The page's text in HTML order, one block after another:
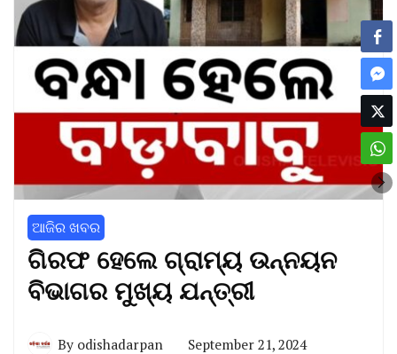
ଆଜିର ଖବର
ଗିରଫ ହେଲେ ଗ୍ରାମ୍ୟ ଉନ୍ନୟନ
ବିଭାଗର ମୁଖ୍ୟ ଯନ୍ତ୍ରୀ
By odishadarpan September 21, 2024